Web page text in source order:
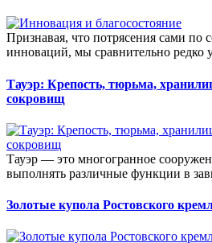
Признавая, что потрясения сами по
инноваций, мы сравнительно редко
Тауэр: Крепость, тюрьма,
сокровищ
Тауэр — это многогранное
выполнять различные функции в
Золотые купола Ростовского